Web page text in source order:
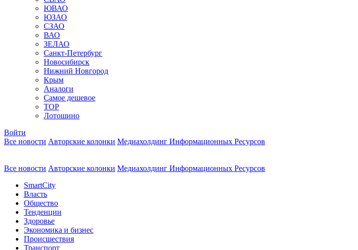
ЮВАО
ЮЗАО
СЗАО
ВАО
ЗЕЛАО
Санкт-Петербург
Новосибирск
Нижний Новгород
Крым
Аналоги
Самое дешевое
TOP
Лотошино
Войти
Все новости Авторские колонки Медиахолдинг Информационных Ресурсов
Все новости Авторские колонки Медиахолдинг Информационных Ресурсов
SmartCity
Власть
Общество
Тенденции
Здоровье
Экономика и бизнес
Происшествия
Транспорт